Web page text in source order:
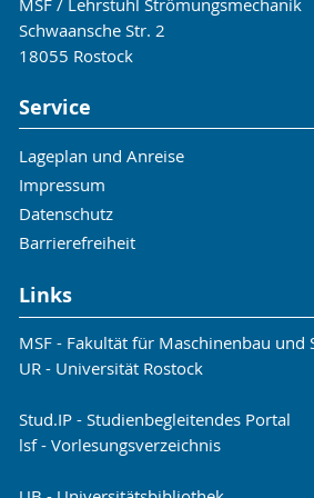
ausbreiten, die
Störung kann mit einer
Vertikalkomponente behaftet
Schwerewelle über den mit ihr
Impuls wesentlich in den
verschiedenen Schichten
Schwaansche Str. 2
18055 Rostock
Service
Lageplan und Anreise
Impressum
Datenschutz
Barrierefreiheit
Links
MSF - Fakultät für Maschinenbau und
UR - Universität Rostock
Stud.IP - Studienbegleitendes Portal
lsf - Vorlesungsverzeichnis